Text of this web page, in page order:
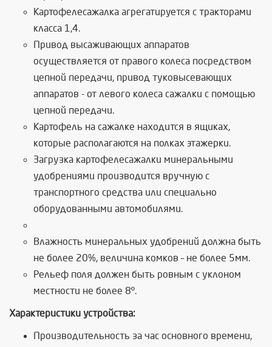
Картофелесажалка агрегатируется с тракторами
класса 1,4.
Привод высаживающих аппаратов
осуществляется от правого колеса посредством
цепной передачи, привод туковысевающих
аппаратов - от левого колеса сажалки с помощью
цепной передачи.
Картофель на сажалке находится в ящиках,
которые располагаются на полках этажерки.
Загрузка картофелесажалки минеральными
удобрениями производится вручную с
транспортного средства или специально
оборудованными автомобилями.
Влажность минеральных удобрений должна быть
не более 20%, величина комков – не более 5мм.
Рельеф поля должен быть ровным с уклоном
местности не более 8º.
Характеристики устройства:
Производительность за час основного времени,